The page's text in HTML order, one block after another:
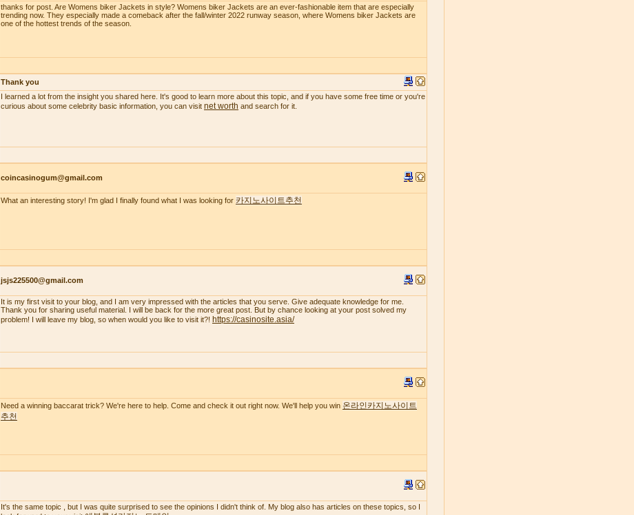
thanks for post. Are Womens biker Jackets in style? Womens biker Jackets are an ever-fashionable item that are especially
trending now. They especially made a comeback after the fall/winter 2022 runway season, where Womens biker Jackets are
one of the hottest trends of the season.
Thank you
I learned a lot from the insight you shared here. It's good to learn more about this topic, and if you have some free time or you're
curious about some celebrity basic information, you can visit net worth and search for it.
coincasinogum@gmail.com
What an interesting story! I'm glad I finally found what I was looking for 카지노사이트추천
jsjs225500@gmail.com
It is my first visit to your blog, and I am very impressed with the articles that you serve. Give adequate knowledge for me.
Thank you for sharing useful material. I will be back for the more great post. But by chance looking at your post solved my
problem! I will leave my blog, so when would you like to visit it?! https://casinosite.asia/
Need a winning baccarat trick? We're here to help. Come and check it out right now. We'll help you win 온라인카지노사이트
추천
It's the same topic , but I was quite surprised to see the opinions I didn't think of. My blog also has articles on these topics, so I